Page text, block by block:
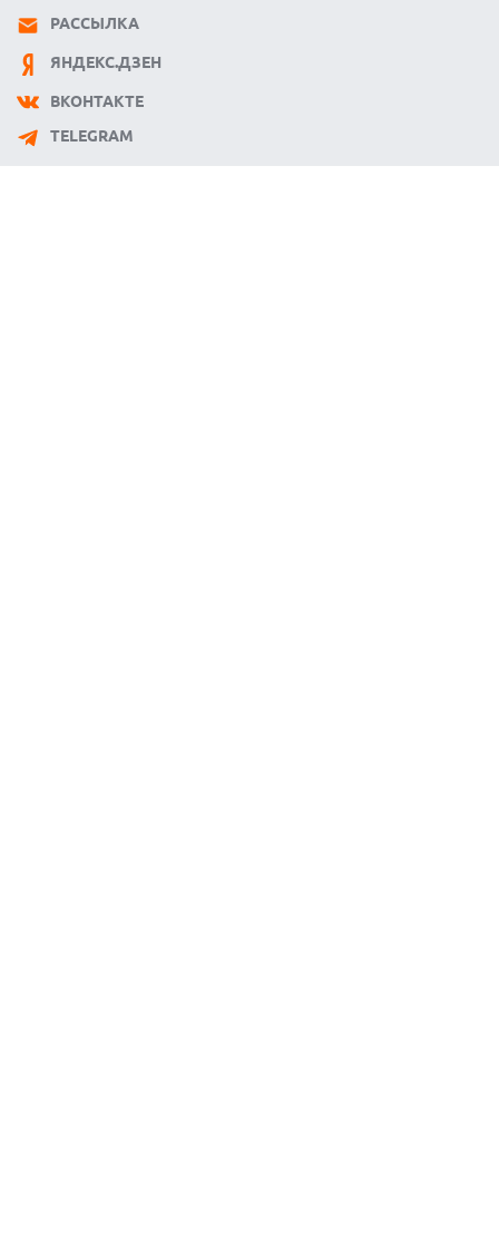
РАССЫЛКА
ЯНДЕКС.ДЗЕН
ВКОНТАКТЕ
TELEGRAM